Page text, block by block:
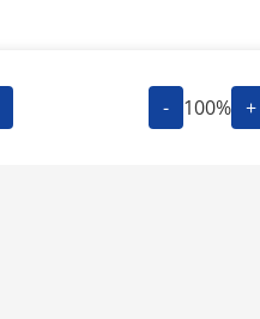
- 100% +